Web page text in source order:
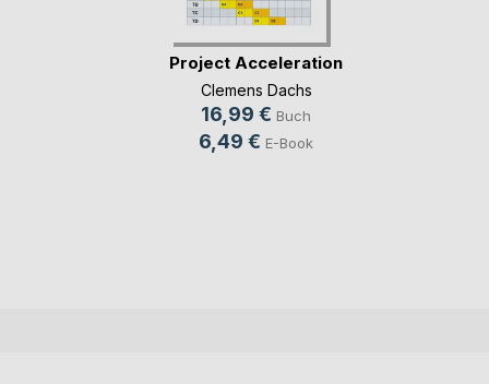
Project Acceleration
Clemens Dachs
16,99 € Buch
6,49 € E-Book